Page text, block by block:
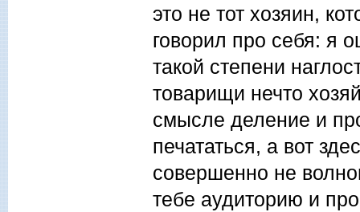
это не тот хозяин,
говорил про себя: я
такой степени
товарищи нечто
смысле деление и
печататься, а вот
совершенно не
тебе аудиторию и